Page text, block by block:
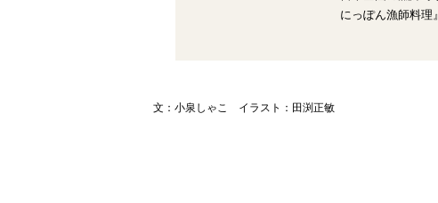
にっぽん漁師料理
文：小泉しゃこ イラスト：田渕正敏